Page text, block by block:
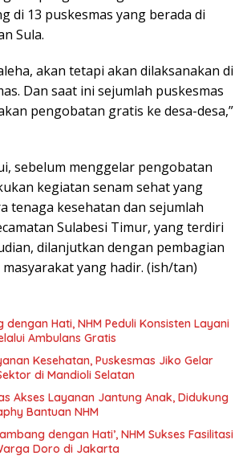
di 13 puskesmas yang berada di
Sula.
akan tetapi akan dilaksanakan di
Dan saat ini sejumlah puskesmas
pengobatan gratis ke desa-desa,”
sebelum menggelar pengobatan
kegiatan senam sehat yang
tenaga kesehatan dan sejumlah
Sulabesi Timur, yang terdiri
dilanjutkan dengan pembagian
yang hadir. (ish/tan)
Hati, NHM Peduli Konsisten Layani
Ambulans Gratis
Kesehatan, Puskesmas Jiko Gelar
di Mandioli Selatan
Akses Layanan Jantung Anak, Didukung
Bantuan NHM
dengan Hati’, NHM Sukses Fasilitasi
Doro di Jakarta